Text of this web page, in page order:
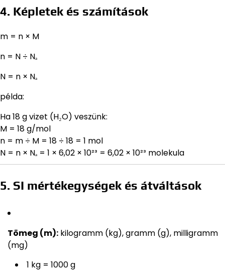
4. Képletek és számítások
m = n × M
n = N ÷ Nₐ
N = n × Nₐ
példa:
Ha 18 g vizet (H₂O) veszünk:
M = 18 g/mol
n = m ÷ M = 18 ÷ 18 = 1 mol
N = n × Nₐ = 1 × 6,02 × 10²³ = 6,02 × 10²³ molekula
5. SI mértékegységek és átváltások
Tömeg (m): kilogramm (kg), gramm (g), milligramm
(mg)
1 kg = 1000 g